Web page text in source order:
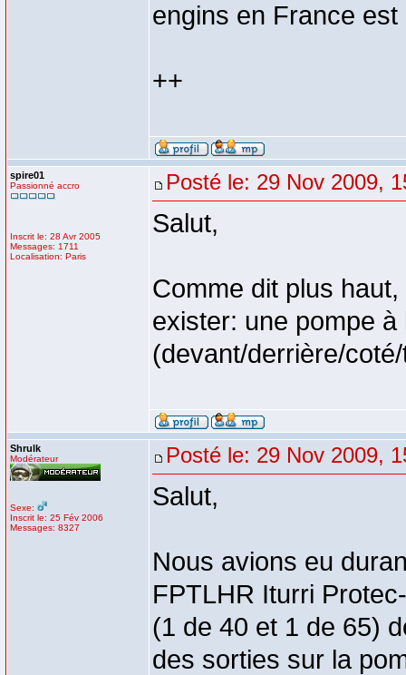
engins en France est
++
spire01
Passionné accro
Inscrit le: 28 Avr 2005
Messages: 1711
Localisation: Paris
Posté le: 29 Nov 2009,
Salut,
Comme dit plus
exister: une pompe
(devant/derrière/
Shrulk
Modérateur
Sexe:
Inscrit le: 25 Fév 2006
Messages: 8327
Posté le: 29 Nov 2009,
Salut,
Nous avions eu
FPTLHR Iturri
(1 de 40 et 1 de 65)
des sorties sur la